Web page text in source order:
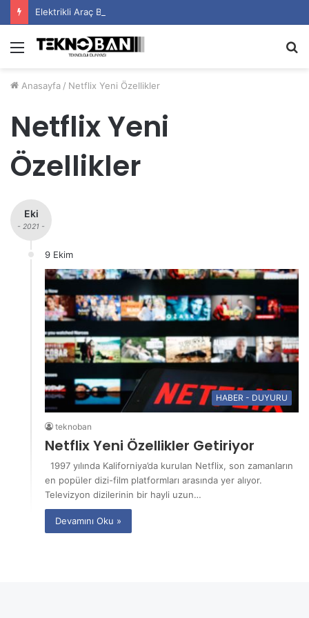
Elektrikli Araç Bataryalarının Ömrü Nasıl Uzatılır?
Menü
Anasayfa / Netflix Yeni Özellikler
Netflix Yeni
Özellikler
Eki
- 2021 -
9 Ekim
HABER - DUYURU
teknoban
Netflix Yeni Özellikler Getiriyor
1997 yılında Kaliforniya’da kurulan Netflix, son zamanların
en popüler dizi-film platformları arasında yer alıyor.
Televizyon dizilerinin bir hayli uzun…
Devamını Oku »